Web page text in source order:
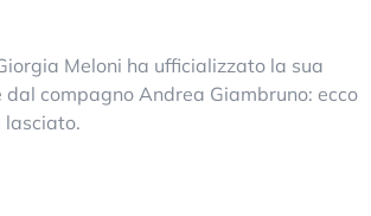
Meloni ha ufficializzato la sua
dal compagno Andrea Giambruno: ecco
lasciato.